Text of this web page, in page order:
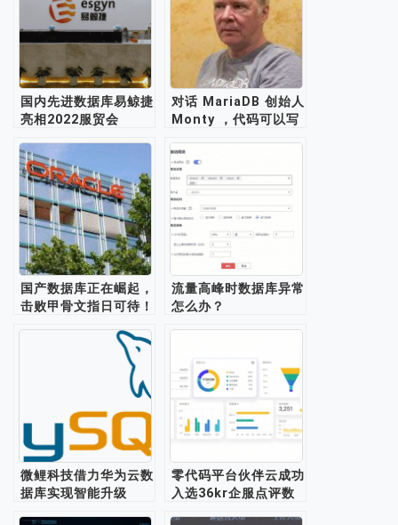
国内先进数据库易鲸捷
亮相2022服贸会
对话 MariaDB 创始人
Monty ，代码可以写
国产数据库正在崛起，
击败甲骨文指日可待！
流量高峰时数据库异常
怎么办？
微鲤科技借力华为云数
据库实现智能升级
零代码平台伙伴云成功
入选36kr企服点评数